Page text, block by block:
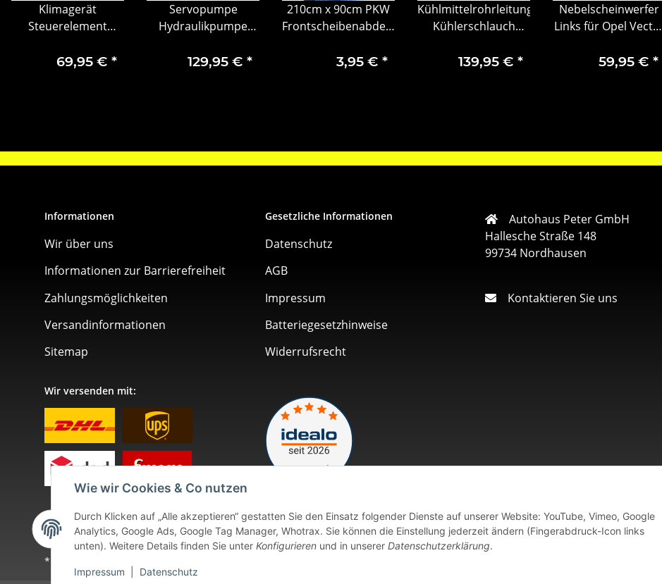
Wie wir Cookies & Co nutzen
Durch Klicken auf „Alle akzeptieren“ gestatten Sie den Einsatz folgender Dienste auf unserer Website: YouTube, Vimeo, Google
Analytics, Google Ads, Google Tag Manager, Whotrax. Sie können die Einstellung jederzeit ändern (Fingerabdruck-Icon links
unten). Weitere Details finden Sie unter Konfigurieren und in unserer Datenschutzerklärung.
Impressum Datenschutz
Klimagerät
Steuerelement
Vectra C 1842413
69,95 € *
Servopumpe
Hydraulikpumpe
Actros Atego Antos
129,95 € *
210cm x 90cm PKW
Frontscheibenabdeckung
48110700
3,95 € *
Kühlmittelrohrleitung
Kühlerschlauch
Antos A9615002472
139,95 € *
Nebelscheinwerfer
Links für Opel Vectra
09 13261995
59,95 € *
Informationen
Wir über uns
Informationen zur Barrierefreiheit
Zahlungsmöglichkeiten
Versandinformationen
Sitemap
Gesetzliche Informationen
Datenschutz
AGB
Impressum
Batteriegesetzhinweise
Widerrufsrecht
Autohaus Peter GmbH
Hallesche Straße 148
99734 Nordhausen
Kontaktieren Sie uns
Wir versenden mit:
Vertrag widerrufen
* Alle Preise inkl. gesetzlicher USt., zzgl.